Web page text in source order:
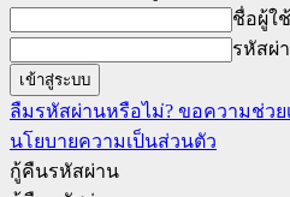
ชื่อผู้ใ
รหัสผ่
ลืมรหัสผ่านหรือไม่? ขอความช่วย
นโยบายความเป็นส่วนตัว
กู้คืนรหัสผ่าน